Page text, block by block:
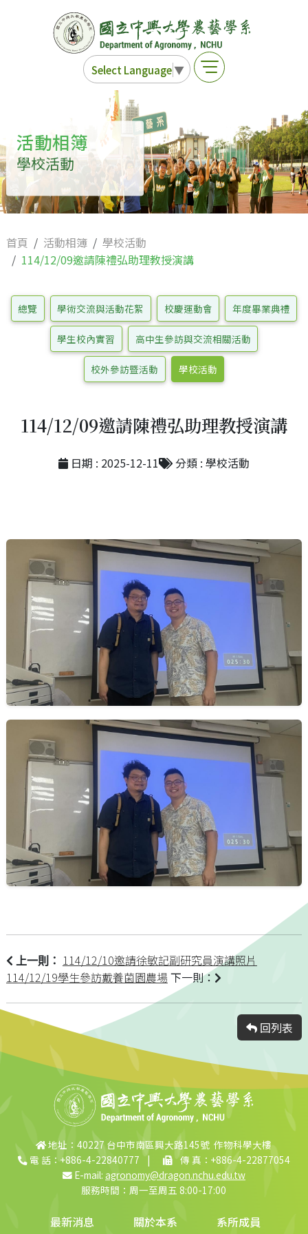
Select Language▼
活動相簿
學校活動
首頁 活動相簿
學校活動
114/12/09邀請陳禮弘助理教授演講
總覽 學術交流與活動花絮 校慶運動會 年度畢業典禮
學生校內實習 高中生參訪與交流相關活動
校外參訪暨活動 學校活動
114/12/09邀請陳禮弘助理教授演講
日期 : 2025-12-11 分類 : 學校活動
上一則：
114/12/10邀請徐敏記副研究員演講照片
114/12/19學生參訪戴養菌園農場 下一則：
回列表
地址：40227 台中市南區興大路145號 作物科學大樓
電 話：+886-4-22840777 |
傳 真：+886-4-22877054
E-mail: agronomy@dragon.nchu.edu.tw
服務時間：周一至周五 8:00-17:00
最新消息 關於本系
系所成員